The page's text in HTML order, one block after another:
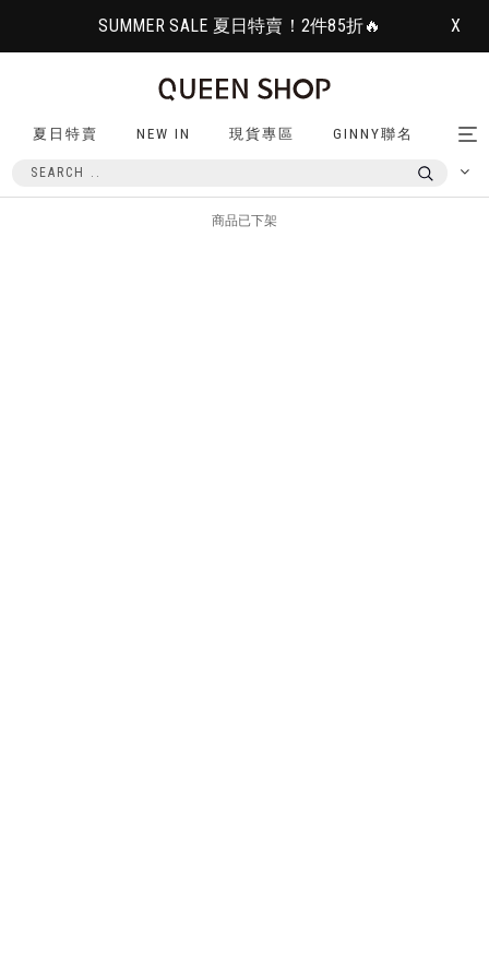
SUMMER SALE 夏日特賣！2件85折🔥 X
夏日特賣 NEW IN 現貨專區 GINNY聯名
商品已下架